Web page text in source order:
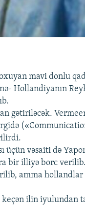
mavi donlu
Hollandiyanın
gətiriləcək.
üçün vəsaiti də
bir illiyə borc verilib.
amma
ilin iyulundan